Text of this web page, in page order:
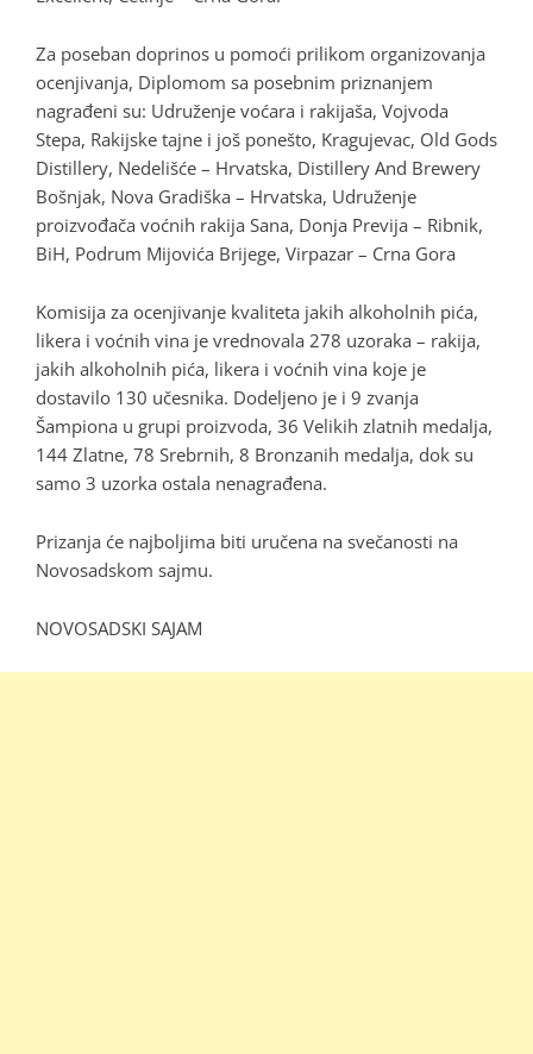
Za poseban doprinos u pomoći prilikom organizovanja
ocenjivanja, Diplomom sa posebnim priznanjem
nagrađeni su: Udruženje voćara i rakijaša, Vojvoda
Stepa, Rakijske tajne i još ponešto, Kragujevac, Old Gods
Distillery, Nedelišće – Hrvatska, Distillery And Brewery
Bošnjak, Nova Gradiška – Hrvatska, Udruženje
proizvođača voćnih rakija Sana, Donja Previja – Ribnik,
BiH, Podrum Mijovića Brijege, Virpazar – Crna Gora
Komisija za ocenjivanje kvaliteta jakih alkoholnih pića,
likera i voćnih vina je vrednovala 278 uzoraka – rakija,
jakih alkoholnih pića, likera i voćnih vina koje je
dostavilo 130 učesnika. Dodeljeno je i 9 zvanja
Šampiona u grupi proizvoda, 36 Velikih zlatnih medalja,
144 Zlatne, 78 Srebrnih, 8 Bronzanih medalja, dok su
samo 3 uzorka ostala nenagrađena.
Prizanja će najboljima biti uručena na svečanosti na
Novosadskom sajmu.
NOVOSADSKI SAJAM